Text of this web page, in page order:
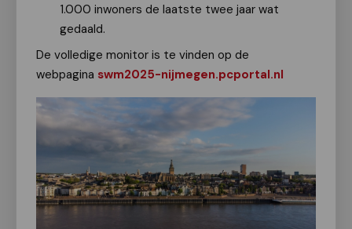
1.000 inwoners de laatste twee jaar wat
gedaald.
De volledige monitor is te vinden op de
webpagina swm2025-nijmegen.pcportal.nl